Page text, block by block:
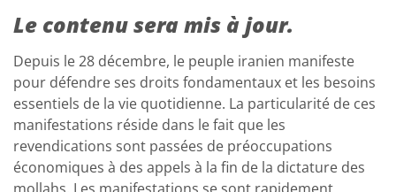
Le contenu sera mis à jour.
Depuis le 28 décembre, le peuple iranien manifeste
pour défendre ses droits fondamentaux et les besoins
essentiels de la vie quotidienne. La particularité de ces
manifestations réside dans le fait que les
revendications sont passées de préoccupations
économiques à des appels à la fin de la dictature des